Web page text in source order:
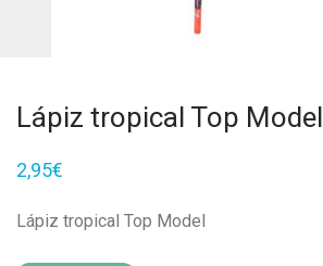
Lápiz tropical Top Model
2,95€
Lápiz tropical Top Model